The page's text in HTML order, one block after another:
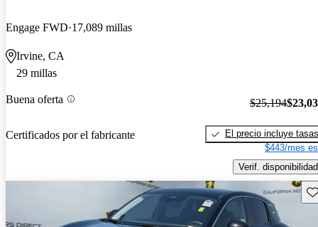
Engage FWD 17,089 millas
Irvine, CA
29 millas
Buena oferta
Certificados por el fabricante
$25,194
El precio incluye tasas
$443/mes
Verif. disponibilidad